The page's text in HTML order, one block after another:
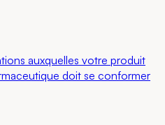
auxquelles votre produit
doit se conformer